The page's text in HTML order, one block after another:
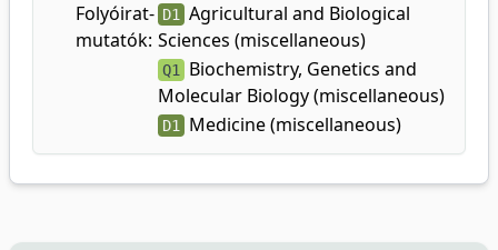
Folyóirat-
mutatók:
D1 Agricultural and Biological
Sciences (miscellaneous)
Q1 Biochemistry, Genetics and
Molecular Biology (miscellaneous)
D1 Medicine (miscellaneous)